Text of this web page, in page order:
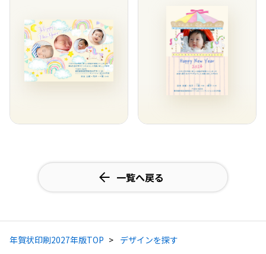
一覧へ戻る
年賀状印刷2027年版TOP
デザインを探す